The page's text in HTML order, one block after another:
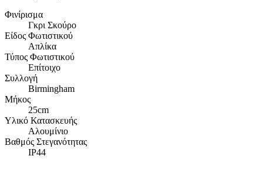
Φινίρισμα
Γκρι Σκούρο
Είδος Φωτιστικού
Απλίκα
Τύπος Φωτιστικού
Επίτοιχο
Συλλογή
Birmingham
Μήκος
25cm
Υλικό Κατασκευής
Αλουμίνιο
Βαθμός Στεγανότητας
IP44